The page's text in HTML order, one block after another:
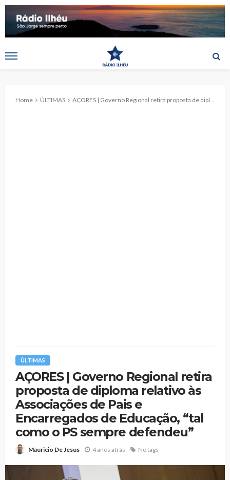
Home ÚLTIMAS AÇORES | Governo Regional retira proposta de diploma relativo às Associações de Pais e Encarregados de Educação, “tal como o PS sempre defendeu”
ÚLTIMAS
AÇORES | Governo Regional retira
proposta de diploma relativo às
Associações de Pais e
Encarregados de Educação, “tal
como o PS sempre defendeu”
Mauricio De Jesus 4 anos atrás No tags